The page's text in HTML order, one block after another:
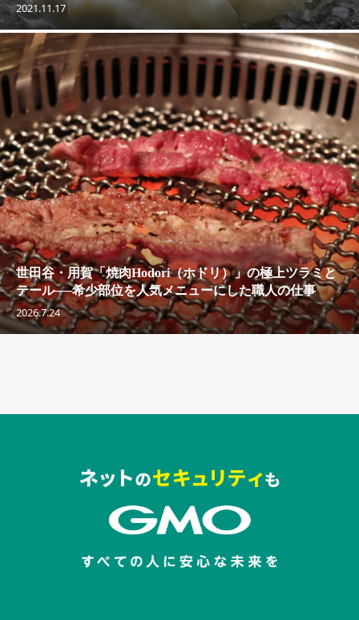
2021.11.17
世田谷・用賀「焼肉Hodori（ホドリ）」の極上ツラミと
テール──希少部位を人気メニューにした職人の仕事
2026.7.24
セキュリティキャンペーンでのバナー